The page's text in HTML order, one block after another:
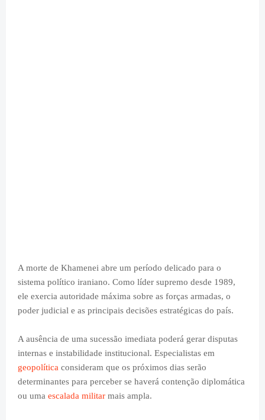
A morte de Khamenei abre um período delicado para o
sistema político iraniano. Como líder supremo desde 1989,
ele exercia autoridade máxima sobre as forças armadas, o
poder judicial e as principais decisões estratégicas do país.
A ausência de uma sucessão imediata poderá gerar disputas
internas e instabilidade institucional. Especialistas em
geopolítica consideram que os próximos dias serão
determinantes para perceber se haverá contenção diplomática
ou uma escalada militar mais ampla.